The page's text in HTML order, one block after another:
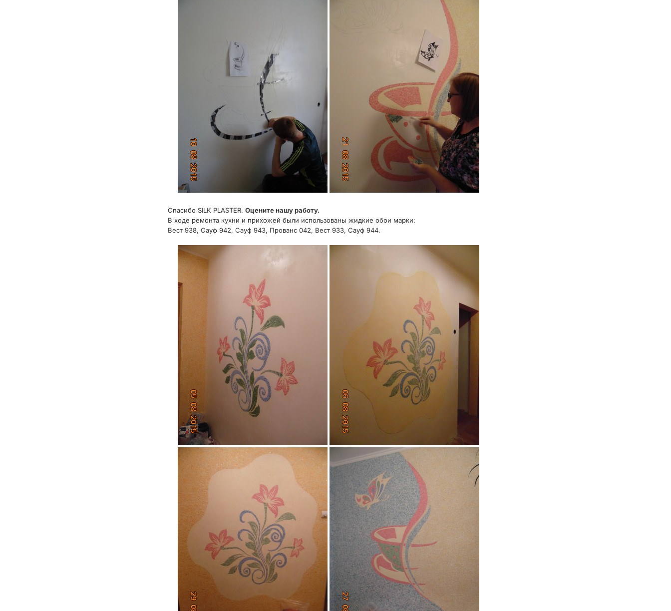
Спасибо SILK PLASTER. Оцените нашу работу.
В ходе ремонта кухни и прихожей были использованы жидкие обои марки:
Вест 938, Сауф 942, Сауф 943, Прованс 042, Вест 933, Сауф 944.